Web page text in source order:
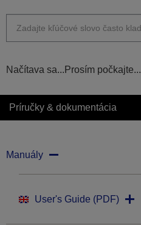
Načítava sa...Prosím počkajte...
Príručky & dokumentácia
Manuály
User's Guide (PDF)